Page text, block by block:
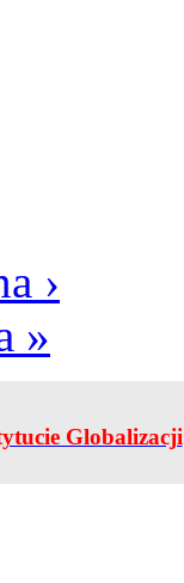
›
»
Globalizacji